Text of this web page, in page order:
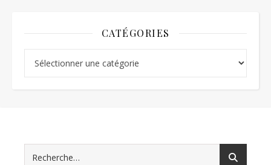
CATÉGORIES